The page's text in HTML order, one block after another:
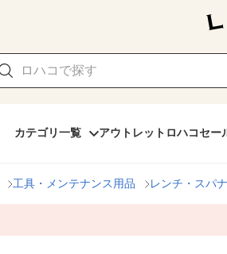
カテゴリ一覧 アウトレット ロハコセー
工具・メンテナンス用品 レンチ・スパナ